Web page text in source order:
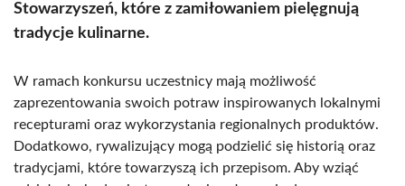
Stowarzyszeń, które z zamiłowaniem pielęgnują
tradycje kulinarne.
W ramach konkursu uczestnicy mają możliwość
zaprezentowania swoich potraw inspirowanych lokalnymi
recepturami oraz wykorzystania regionalnych produktów.
Dodatkowo, rywalizujący mogą podzielić się historią oraz
tradycjami, które towarzyszą ich przepisom. Aby wziąć